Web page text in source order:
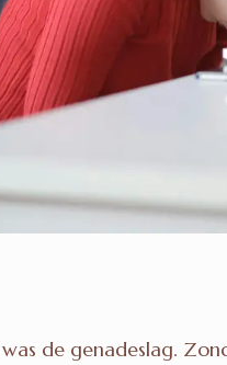
de genadeslag.